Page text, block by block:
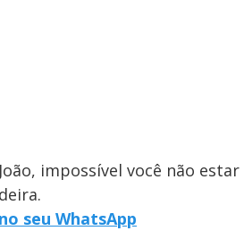
impossível você não estar
seu WhatsApp